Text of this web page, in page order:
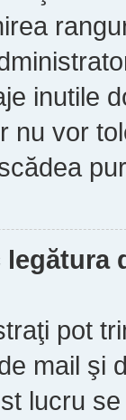
inutile
nu vor
pot
mail şi
lucru